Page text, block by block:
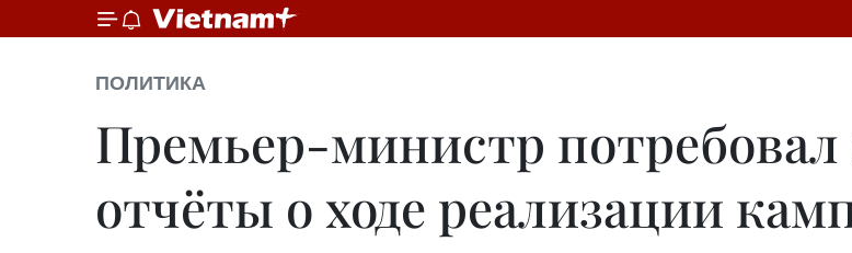
ПОЛИТИКА
Премьер-министр
отчёты о ходе реализации